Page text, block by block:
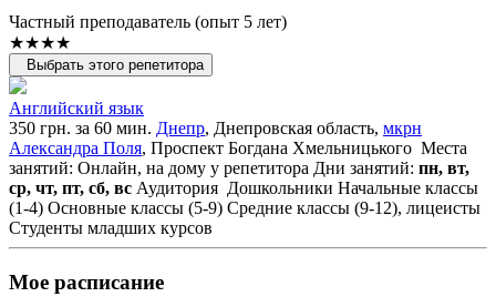
Частный преподаватель (опыт 5 лет)
★★★★
Выбрать этого репетитора
Английский язык
350 грн. за 60 мин. Днепр, Днепровская область, мкрн
Александра Поля, Проспект Богдана Хмельницького Места
занятий: Онлайн, на дому у репетитора Дни занятий: пн, вт,
ср, чт, пт, сб, вс Аудитория Дошкольники Начальные классы
(1-4) Основные классы (5-9) Средние классы (9-12), лицеисты
Студенты младших курсов
Мое расписание